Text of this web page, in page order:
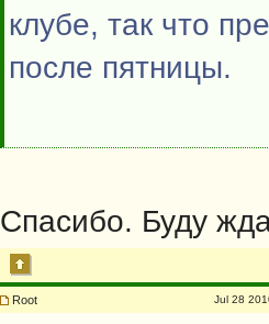
клубе, так что
после пятницы.
Спасибо. Буду
Root Jul 28